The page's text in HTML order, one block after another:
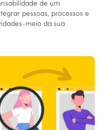
de um
pessoas, processos e
meio da sua